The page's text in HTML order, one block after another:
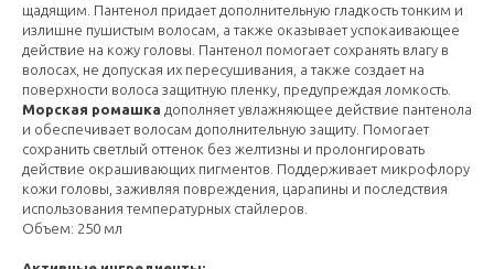
щадящим. Пантенол придает дополнительную гладкость тонким и
излишне пушистым волосам, а также оказывает успокаивающее
действие на кожу головы. Пантенол помогает сохранять влагу в
волосах, не допуская их пересушивания, а также создает на
поверхности волоса защитную пленку, предупреждая ломкость.
Морская ромашка дополняет увлажняющее действие пантенола
и обеспечивает волосам дополнительную защиту. Помогает
сохранить светлый оттенок без желтизны и пролонгировать
действие окрашивающих пигментов. Поддерживает микрофлору
кожи головы, заживляя повреждения, царапины и последствия
использования температурных стайлеров.
Объем: 250 мл